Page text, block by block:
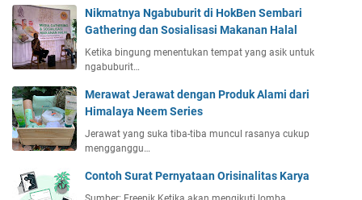
Nikmatnya Ngabuburit di HokBen Sembari
Gathering dan Sosialisasi Makanan Halal
Ketika bingung menentukan tempat yang asik untuk
ngabuburit…
Merawat Jerawat dengan Produk Alami dari
Himalaya Neem Series
Jerawat yang suka tiba-tiba muncul rasanya cukup
mengganggu…
Contoh Surat Pernyataan Orisinalitas Karya